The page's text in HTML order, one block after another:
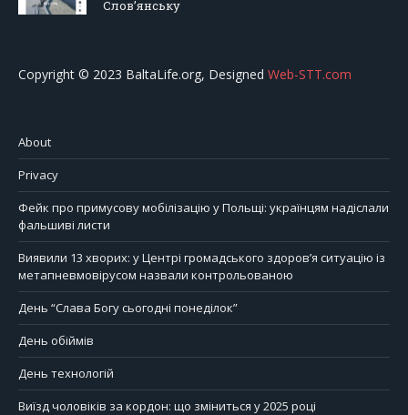
Слов’янську
Copyright © 2023 BaltaLife.org, Designed Web-STT.com
About
Privacy
Фейк про примусову мобілізацію у Польщі: українцям надіслали
фальшиві листи
Виявили 13 хворих: у Центрі громадського здоров’я ситуацію із
метапневмовірусом назвали контрольованою
День “Слава Богу сьогодні понеділок”
День обіймів
День технологій
Виїзд чоловіків за кордон: що зміниться у 2025 році